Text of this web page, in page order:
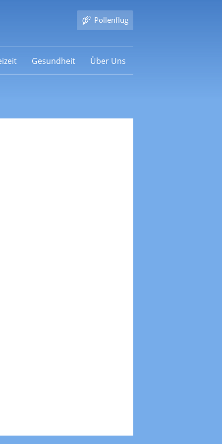
Pollenflug
Gesundheit Über Uns